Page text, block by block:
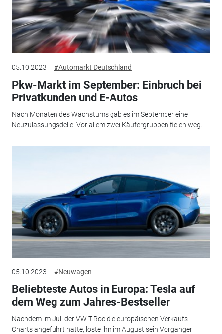
05.10.2023 #Automarkt Deutschland
Pkw-Markt im September: Einbruch bei
Privatkunden und E-Autos
Nach Monaten des Wachstums gab es im September eine
Neuzulassungsdelle. Vor allem zwei Käufergruppen fielen weg.
05.10.2023 #Neuwagen
Beliebteste Autos in Europa: Tesla auf
dem Weg zum Jahres-Bestseller
Nachdem im Juli der VW T-Roc die europäischen Verkaufs-
Charts angeführt hatte, löste ihn im August sein Vorgänger